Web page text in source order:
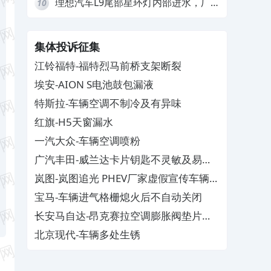
10
集体投诉征集
江铃福特-福特烈马前桥支架断裂
埃安-AION S电池鼓包漏液
特斯拉-车辆空调不制冷及有异味
红旗-H5天窗漏水
一汽大众-车辆空调喷粉
广汽丰田-威兰达卡片钥匙不灵敏及易消
磁
岚图-岚图追光 PHEV厂家虚假宣传车辆配
置与功能
宝马-车辆进气格栅熄火后不自动关闭
长安马自达-昂克赛拉空调膨胀阀垫片生
锈
北京现代-车辆多处生锈